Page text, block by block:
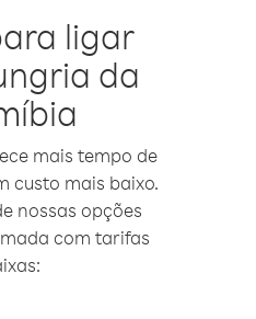
ligar
da
mais tempo de
custo mais baixo.
nossas opções
com tarifas